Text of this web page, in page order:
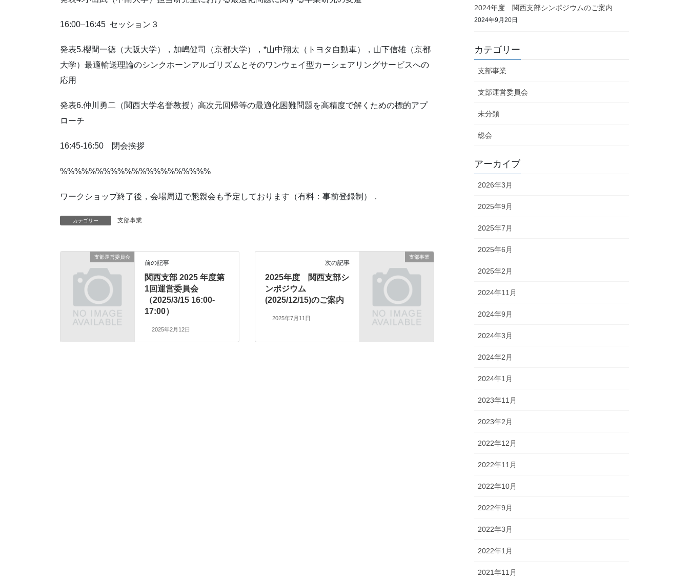
16:00–16:45 セッション３
発表5.櫻間一徳（大阪大学），加嶋健司（京都大学），*山中翔太（トヨタ自動車），山下信雄（京都
大学）最適輸送理論のシンクホーンアルゴリズムとそのワンウェイ型カーシェアリングサービスへの
応用
発表6.仲川勇二（関西大学名誉教授）高次元回帰等の最適化困難問題を高精度で解くための標的アプ
ローチ
16:45-16:50 閉会挨拶
%%%%%%%%%%%%%%%%%%%%%
ワークショップ終了後，会場周辺で懇親会も予定しております （有料：事前登録制） ．
カテゴリー 支部事業
支部運営委員会
前の記事
関西支部 2025 年度第
1回運営委員会
（2025/3/15 16:00-
17:00）
2025年2月12日
支部事業
次の記事
2025年度 関西支部シ
ンポジウム
(2025/12/15)のご案内
2025年7月11日
2024年度 関西支部シンポジウムのご案内
2024年9月20日
カテゴリー
支部事業
支部運営委員会
未分類
総会
アーカイブ
2026年3月
2025年9月
2025年7月
2025年6月
2025年2月
2024年11月
2024年9月
2024年3月
2024年2月
2024年1月
2023年11月
2023年2月
2022年12月
2022年11月
2022年10月
2022年9月
2022年3月
2022年1月
2021年11月